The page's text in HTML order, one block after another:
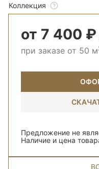
Коллекция
от 7 400 ₽
при заказе от 50 м
Предложение не
Наличие и цена